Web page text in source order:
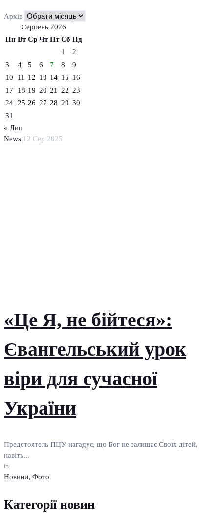
News 12 Сер 2025
«Це Я, не бійтеся»:
Євангельський урок
віри для сучасної
України
Предстоятель ПЦУ нагадує, що Бог не залишає Своїх дітей,
навіть...
із
Новини, Фото
Архів
Серпень 2026
Пн Вт Ср Чт Пт Сб Нд
1
2
3
4 5 6 7 8
9
10
11 12 13 14 15 16
17
18 19 20 21 22 23
24
25 26 27 28 29 30
31
« Лип
Категорії новин